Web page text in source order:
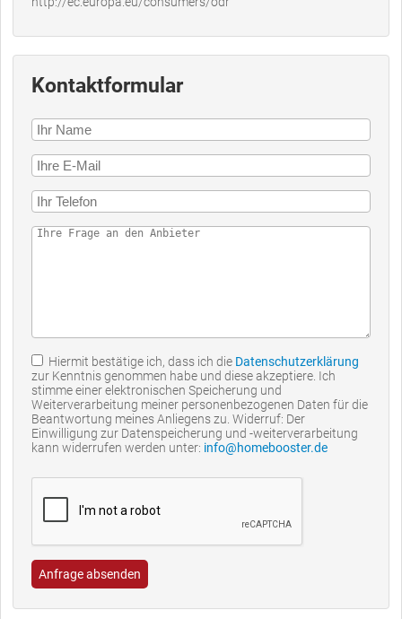
Kontaktformular
Hiermit bestätige ich, dass ich die Datenschutzerklärung
zur Kenntnis genommen habe und diese akzeptiere. Ich
stimme einer elektronischen Speicherung und
Weiterverarbeitung meiner personenbezogenen Daten für die
Beantwortung meines Anliegens zu. Widerruf: Der
Einwilligung zur Datenspeicherung und -weiterverarbeitung
kann widerrufen werden unter: info@homebooster.de
Anfrage absenden